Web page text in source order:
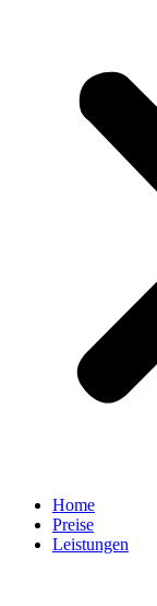
Home
Preise
Leistungen